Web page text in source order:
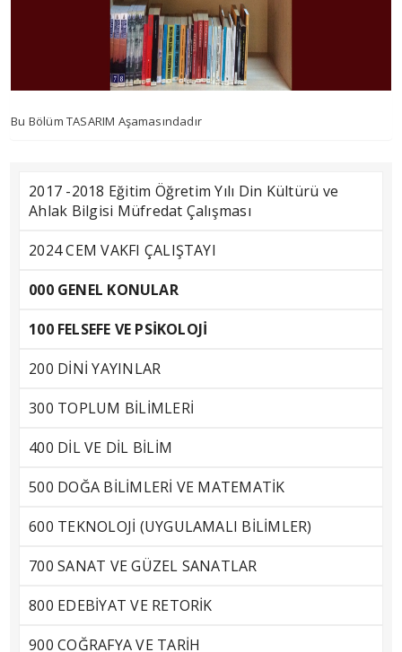
Bu Bölüm TASARIM Aşamasındadır
2017 -2018 Eğitim Öğretim Yılı Din Kültürü ve
Ahlak Bilgisi Müfredat Çalışması
2024 CEM VAKFI ÇALIŞTAYI
000 GENEL KONULAR
100 FELSEFE VE PSİKOLOJİ
200 DİNİ YAYINLAR
300 TOPLUM BİLİMLERİ
400 DİL VE DİL BİLİM
500 DOĞA BİLİMLERİ VE MATEMATİK
600 TEKNOLOJİ (UYGULAMALI BİLİMLER)
700 SANAT VE GÜZEL SANATLAR
800 EDEBİYAT VE RETORİK
900 COĞRAFYA VE TARİH